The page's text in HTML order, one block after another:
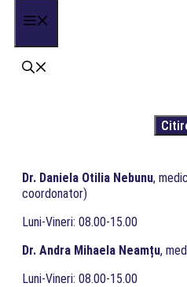
Dr. Daniela Otilia Nebunu,
coordonator)
Luni-Vineri: 08.00-15.00
Dr. Andra Mihaela Neamțu,
Luni-Vineri: 08.00-15.00